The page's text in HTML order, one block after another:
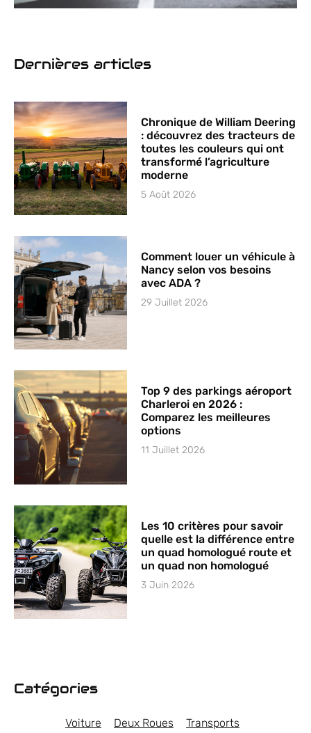
Dernières articles
Chronique de William Deering
: découvrez des tracteurs de
toutes les couleurs qui ont
transformé l’agriculture
moderne
5 Août 2026
Comment louer un véhicule à
Nancy selon vos besoins
avec ADA ?
29 Juillet 2026
Top 9 des parkings aéroport
Charleroi en 2026 :
Comparez les meilleures
options
11 Juillet 2026
Les 10 critères pour savoir
quelle est la différence entre
un quad homologué route et
un quad non homologué
3 Juin 2026
Catégories
Voiture Deux Roues Transports